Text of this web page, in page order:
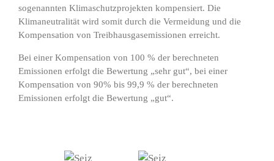
sogenannten Klimaschutzprojekten kompensiert. Die
Klimaneutralität wird somit durch die Vermeidung und die
Kompensation von Treibhausgasemissionen erreicht.
Bei einer Kompensation von 100 % der berechneten
Emissionen erfolgt die Bewertung „sehr gut“, bei einer
Kompensation von 90% bis 99,9 % der berechneten
Emissionen erfolgt die Bewertung „gut“.